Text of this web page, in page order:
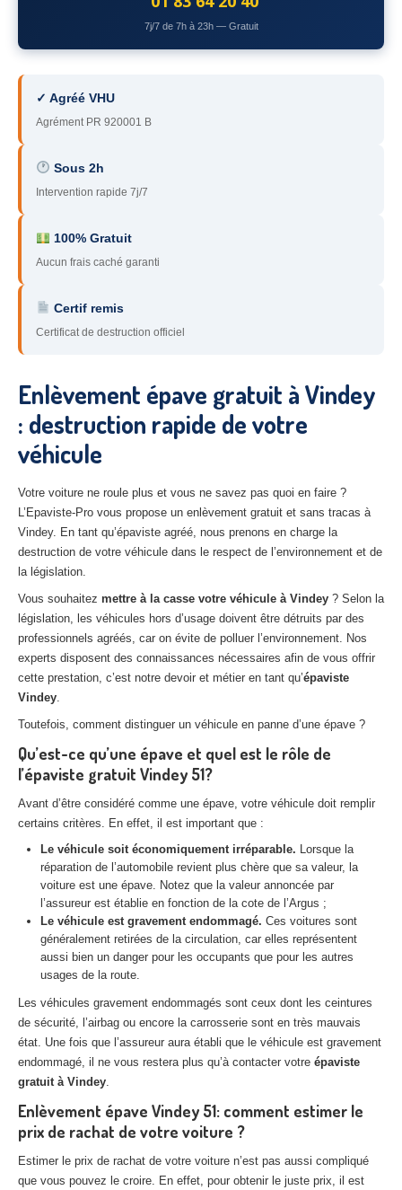
– Yvelines
92– Hauts-de-Seine
93 – Seine-Saint-Denis
94– Val-de-Marne
95 – Val d’Oise
– Essonne
89 – Yonne
51 – Marne
– Eure-et-Loir
27– Eure
10 – Aube
02 – Aisne
Tous les secteurs
CENTRE
Centreagréé VHU Paris 75 : casse auto avec destruction
Centreagréé VHU 77 : casse auto avec destruction
Centreagréé VHU 78 : casse auto avec destruction
Centre agréé VHU 92 : casse auto avec destruction
Centreagréé VHU 93 : casse auto avec destruction
Centreagréé VHU 94 : casse auto avec destruction
Centreagréé VHU 95 : casse auto avec destruction
DOCUMENTS À JOINDRE
RACHAT VÉHICULES
CONTACT
01 83 64 20 40
7j/7 de 7h à 23h — Gratuit
✓ Agréé VHU
Agrément PR 920001 B
Sous 2h
Intervention rapide 7j/7
100% Gratuit
Aucun frais caché garanti
Certif remis
Certificat de destruction officiel
Enlèvement épave gratuit à Vindey
: destruction rapide de votre
véhicule
Votre voiture ne roule plus et vous ne savez pas quoi en faire ?
L’Epaviste-Pro vous propose un enlèvement gratuit et sans tracas à
Vindey. En tant qu’épaviste agréé, nous prenons en charge la
destruction de votre véhicule dans le respect de l’environnement et de
la législation.
Vous souhaitez mettre à la casse votre véhicule à Vindey ? Selon la
législation, les véhicules hors d’usage doivent être détruits par des
professionnels agréés, car on évite de polluer l’environnement. Nos
experts disposent des connaissances nécessaires afin de vous offrir
cette prestation, c’est notre devoir et métier en tant qu’épaviste
Vindey.
Toutefois, comment distinguer un véhicule en panne d’une épave ?
Qu’est-ce qu’une épave et quel est le rôle de
l’épaviste gratuit Vindey 51?
Avant d’être considéré comme une épave, votre véhicule doit remplir
certains critères. En effet, il est important que :
Le véhicule soit économiquement irréparable. Lorsque la
réparation de l’automobile revient plus chère que sa valeur, la
voiture est une épave. Notez que la valeur annoncée par
l’assureur est établie en fonction de la cote de l’Argus ;
Le véhicule est gravement endommagé. Ces voitures sont
généralement retirées de la circulation, car elles représentent
aussi bien un danger pour les occupants que pour les autres
usages de la route.
Les véhicules gravement endommagés sont ceux dont les ceintures
de sécurité, l’airbag ou encore la carrosserie sont en très mauvais
état. Une fois que l’assureur aura établi que le véhicule est gravement
endommagé, il ne vous restera plus qu’à contacter votre épaviste
gratuit à Vindey.
Enlèvement épave Vindey 51: comment estimer le
prix de rachat de votre voiture ?
Estimer le prix de rachat de votre voiture n’est pas aussi compliqué
que vous pouvez le croire. En effet, pour obtenir le juste prix, il est